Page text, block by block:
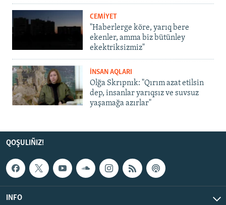
CEMİYET
"Haberlerge köre, yarıq bere
ekenler, amma biz bütünley
ekektriksizmiz"
İNSAN AQLARI
Olğa Skrıpnık: "Qırım azat etilsin
dep, insanlar yarıqsız ve suvsuz
yaşamağa azırlar"
QOŞULIÑIZ!
INFO